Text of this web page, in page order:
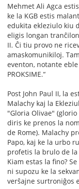
Mehmet Ali Agca
ke la KGB estis
edukita ekleziulo kiu
eligis longan
II. Ĉi tiu provo ne
amaskomunikiloj.
eventon, notante
PROKSIME.“
Post John Paul II, la
Malachy kaj la
"Gloria Olivae"
diris ke prenos la
de Rome). Malachy
Papo, kaj ke la urbo
profetis la brulo de
Kiam estas la fino?
ni supozu ke la
verŝajne surtroniĝos